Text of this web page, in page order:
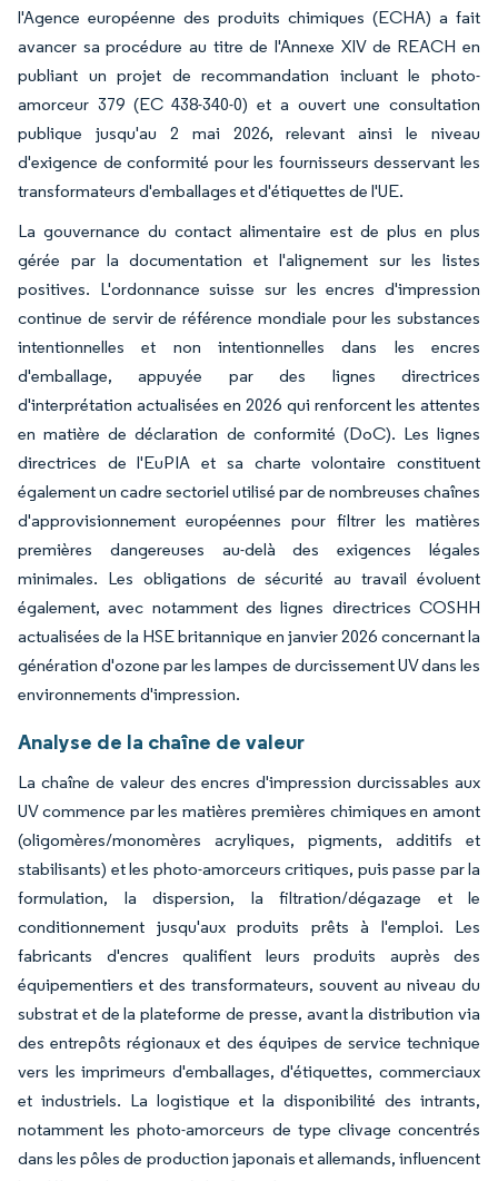
l'Agence européenne des produits chimiques (ECHA) a fait
avancer sa procédure au titre de l'Annexe XIV de REACH en
publiant un projet de recommandation incluant le photo-
amorceur 379 (EC 438-340-0) et a ouvert une consultation
publique jusqu'au 2 mai 2026, relevant ainsi le niveau
d'exigence de conformité pour les fournisseurs desservant les
transformateurs d'emballages et d'étiquettes de l'UE.
La gouvernance du contact alimentaire est de plus en plus
gérée par la documentation et l'alignement sur les listes
positives. L'ordonnance suisse sur les encres d'impression
continue de servir de référence mondiale pour les substances
intentionnelles et non intentionnelles dans les encres
d'emballage, appuyée par des lignes directrices
d'interprétation actualisées en 2026 qui renforcent les attentes
en matière de déclaration de conformité (DoC). Les lignes
directrices de l'EuPIA et sa charte volontaire constituent
également un cadre sectoriel utilisé par de nombreuses chaînes
d'approvisionnement européennes pour filtrer les matières
premières dangereuses au-delà des exigences légales
minimales. Les obligations de sécurité au travail évoluent
également, avec notamment des lignes directrices COSHH
actualisées de la HSE britannique en janvier 2026 concernant la
génération d'ozone par les lampes de durcissement UV dans les
environnements d'impression.
Analyse de la chaîne de valeur
La chaîne de valeur des encres d'impression durcissables aux
UV commence par les matières premières chimiques en amont
(oligomères/monomères acryliques, pigments, additifs et
stabilisants) et les photo-amorceurs critiques, puis passe par la
formulation, la dispersion, la filtration/dégazage et le
conditionnement jusqu'aux produits prêts à l'emploi. Les
fabricants d'encres qualifient leurs produits auprès des
équipementiers et des transformateurs, souvent au niveau du
substrat et de la plateforme de presse, avant la distribution via
des entrepôts régionaux et des équipes de service technique
vers les imprimeurs d'emballages, d'étiquettes, commerciaux
et industriels. La logistique et la disponibilité des intrants,
notamment les photo-amorceurs de type clivage concentrés
dans les pôles de production japonais et allemands, influencent